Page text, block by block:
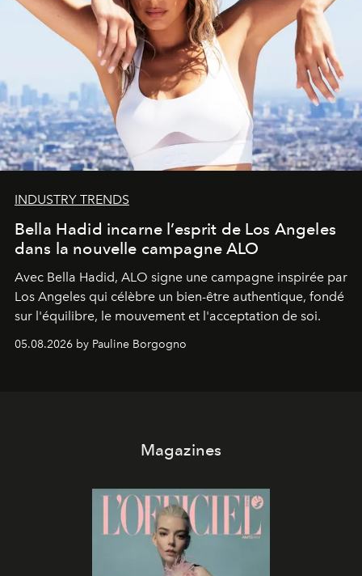
INDUSTRY TRENDS
Bella Hadid incarne l’esprit de Los Angeles
dans la nouvelle campagne ALO
Avec Bella Hadid, ALO signe une campagne inspirée par
Los Angeles qui célèbre un bien-être authentique, fondé
sur l'équilibre, le mouvement et l'acceptation de soi.
05.08.2026 by Pauline Borgogno
Magazines